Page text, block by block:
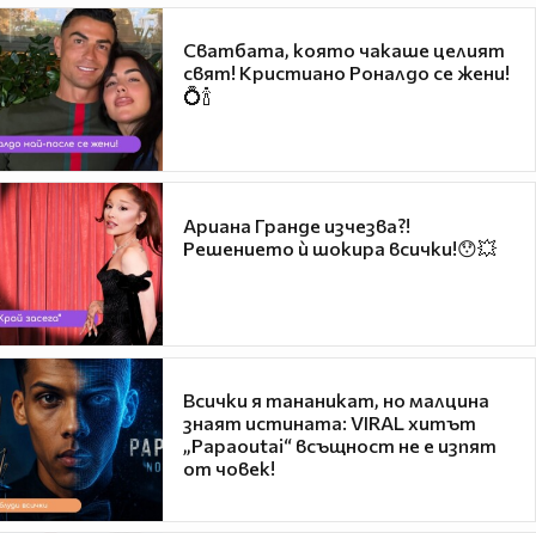
Сватбата, която чакаше целият
свят! Кристиано Роналдо се жени!
💍🍾
Ариана Гранде изчезва?!
Решението ѝ шокира всички!😯💥
Всички я тананикат, но малцина
знаят истината: VIRAL хитът
„Papaoutai“ всъщност не е изпят
от човек!